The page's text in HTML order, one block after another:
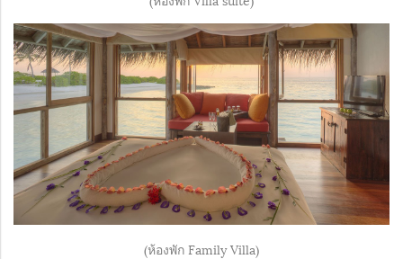
(ห้องพัก Family Villa)